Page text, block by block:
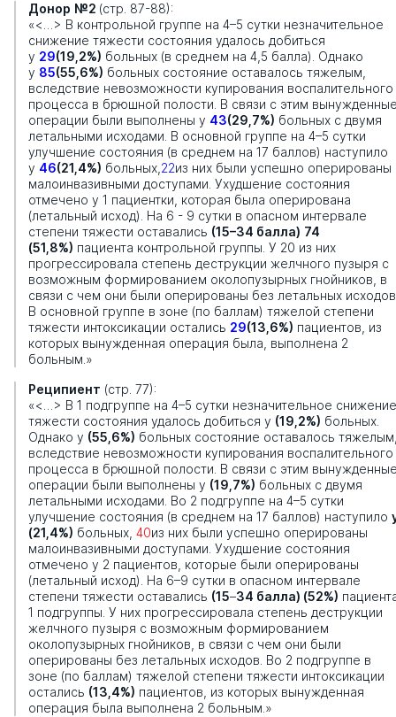
Донор №2 (стр. 87-88):
«<…> В контрольной группе на 4–5 сутки незначительное
снижение тяжести состояния удалось добиться
у 29(19,2%) больных (в среднем на 4,5 балла). Однако
у 85(55,6%) больных состояние оставалось тяжелым,
вследствие невозможности купирования воспалительного
процесса в брюшной полости. В связи с этим
операции были выполнены у 43(29,7%) больных с двумя
летальными исходами. В основной группе на 4–5 сутки
улучшение состояния (в среднем на 17 баллов) наступило
у 46(21,4%) больных, 22из них были успешно оперированы
малоинвазивными доступами. Ухудшение состояния
отмечено у 1 пациентки, которая была оперирована
(летальный исход). На 6 - 9 сутки в опасном интервале
степени тяжести оставались (15–34 балла) 74
(51,8%) пациента контрольной группы. У 20 из них
прогрессировала степень деструкции желчного пузыря с
возможным формированием околопузырных гнойников, в
связи с чем они были оперированы без летальных
В основной группе в зоне (по баллам) тяжелой степени
тяжести интоксикации остались 29(13,6%) пациентов, из
которых вынужденная операция была, выполнена 2
больным.»
Реципиент (стр. 77):
«<…> В 1 подгруппе на 4–5 сутки незначительное снижение
тяжести состояния удалось добиться у (19,2%) больных.
Однако у (55,6%) больных состояние оставалось
вследствие невозможности купирования воспалительного
процесса в брюшной полости. В связи с этим
операции были выполнены у (19,7%) больных с двумя
летальными исходами. Во 2 подгруппе на 4–5 сутки
улучшение состояния (в среднем на 17 баллов) наступило
(21,4%) больных, 40из них были успешно оперированы
малоинвазивными доступами. Ухудшение состояния
отмечено у 2 пациентов, которые были оперированы
(летальный исход). На 6–9 сутки в опасном интервале
степени тяжести оставались (15–34 балла) (52%)
1 подгруппы. У них прогрессировала степень деструкции
желчного пузыря с возможным формированием
околопузырных гнойников, в связи с чем они были
оперированы без летальных исходов. Во 2 подгруппе в
зоне (по баллам) тяжелой степени тяжести интоксикации
остались (13,4%) пациентов, из которых вынужденная
операция была выполнена 2 больным.»